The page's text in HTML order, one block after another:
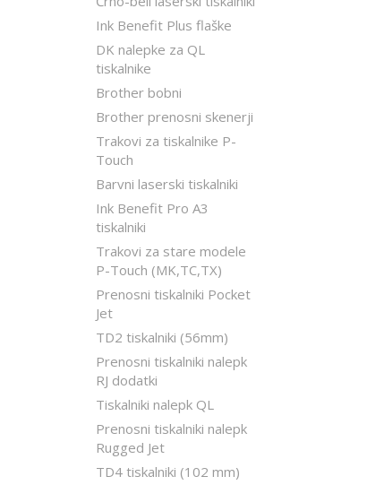
Ink Benefit Plus flaške
DK nalepke za QL
tiskalnike
Brother bobni
Brother prenosni skenerji
Trakovi za tiskalnike P-
Touch
Barvni laserski tiskalniki
Ink Benefit Pro A3
tiskalniki
Trakovi za stare modele
P-Touch (MK,TC,TX)
Prenosni tiskalniki Pocket
Jet
TD2 tiskalniki (56mm)
Prenosni tiskalniki nalepk
RJ dodatki
Tiskalniki nalepk QL
Prenosni tiskalniki nalepk
Rugged Jet
TD4 tiskalniki (102 mm)